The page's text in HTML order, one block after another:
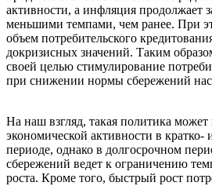
активности, а инфляция продолжает
меньшими темпами, чем ранее. При
объем потребительского
докризисных значений. Таким
своей целью стимулирование
при снижении нормы сбережений
На наш взгляд, такая политика может
экономической активности в кратко-
периоде, однако в долгосрочном
сбережений ведет к ограничению
роста. Кроме того, быстрый рост